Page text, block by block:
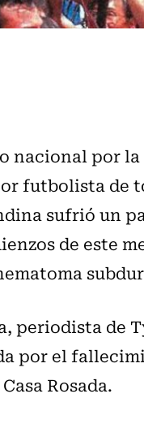
nacional por la
futbolista de
sufrió un
de este
periodista de
por el
Rosada.